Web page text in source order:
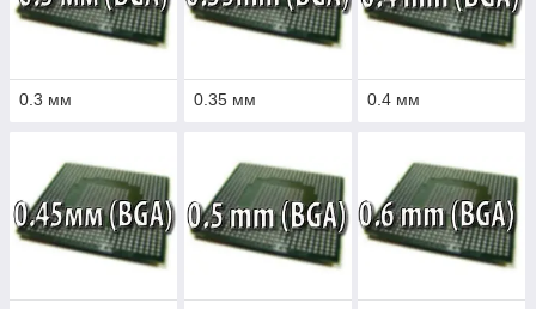
0.3 мм 0.35 мм 0.4 мм